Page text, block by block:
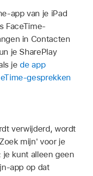
app van je iPad
FaceTime-
in Contacten
je SharePlay
jede app
gesprekken
verwijderd, wordt
mijn' voor je
kunt alleen geen
app op dat